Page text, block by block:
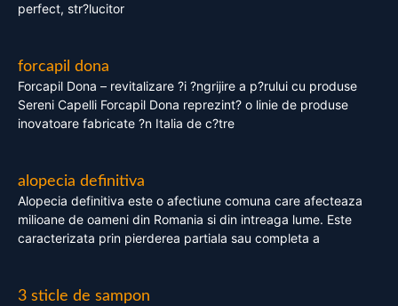
perfect, str?lucitor
forcapil dona
Forcapil Dona – revitalizare ?i ?ngrijire a p?rului cu produse
Sereni Capelli Forcapil Dona reprezint? o linie de produse
inovatoare fabricate ?n Italia de c?tre
alopecia definitiva
Alopecia definitiva este o afectiune comuna care afecteaza
milioane de oameni din Romania si din intreaga lume. Este
caracterizata prin pierderea partiala sau completa a
3 sticle de sampon